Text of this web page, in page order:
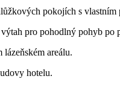
pokojích s vlastním
pro pohodlný pohyb po
areálu.
hotelu.